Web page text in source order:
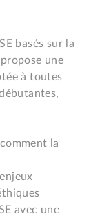
basés sur la
une
à toutes
la